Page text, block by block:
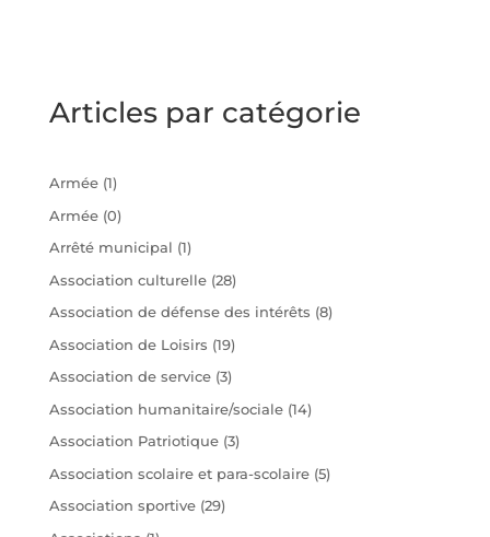
Articles par catégorie
Armée(1)
Armée(0)
Arrêté municipal (1)
Association culturelle(28)
Association de défense des intérêts (8)
Association de Loisirs (19)
Association de service(3)
Association humanitaire/sociale(14)
Association Patriotique(3)
Association scolaire et para-scolaire(5)
Association sportive(29)